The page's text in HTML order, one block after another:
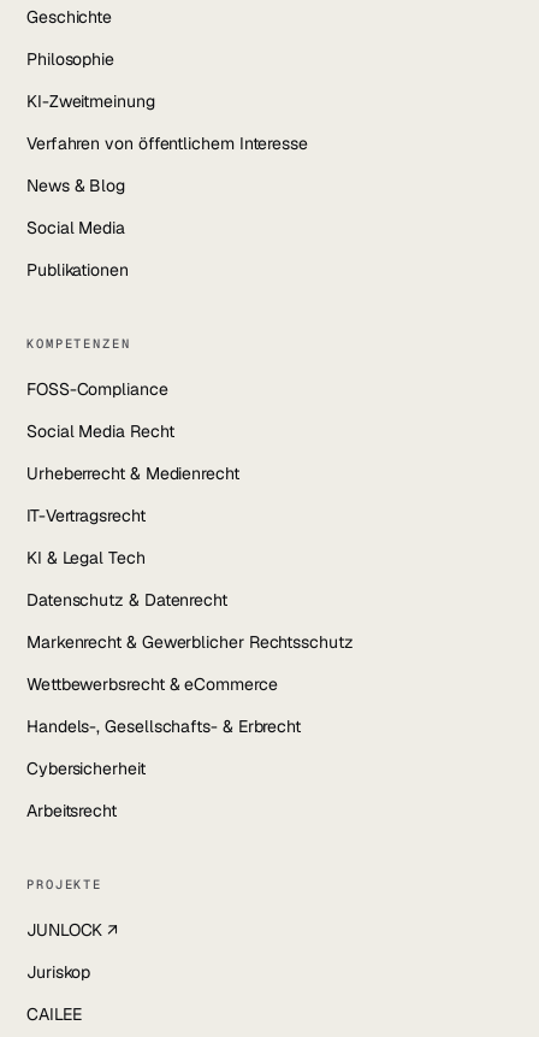
Geschichte
Philosophie
KI-Zweitmeinung
Verfahren von öffentlichem Interesse
News & Blog
Social Media
Publikationen
KOMPETENZEN
FOSS-Compliance
Social Media Recht
Urheberrecht & Medienrecht
IT-Vertragsrecht
KI & Legal Tech
Datenschutz & Datenrecht
Markenrecht & Gewerblicher Rechtsschutz
Wettbewerbsrecht & eCommerce
Handels-, Gesellschafts- & Erbrecht
Cybersicherheit
Arbeitsrecht
PROJEKTE
JUNLOCK ↗
Juriskop
CAILEE